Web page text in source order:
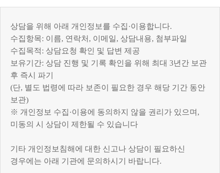
상담을 위해 아래 개인정보를 수집·이용합니다.
수집항목: 이름, 연락처, 이메일, 상담내용, 첨부파일
수집목적: 상담요청 확인 및 답변 제공
보유기간: 상담 진행 및 기록 확인을 위해 최대 3년간 보관
후 즉시 파기
(단, 별도 법령에 따라 보존이 필요한 경우 해당 기간 동안
보관)
※ 개인정보 수집·이용에 동의하지 않을 권리가 있으며,
미동의 시 상담이 제한될 수 있습니다
기타 개인정보침해에 대한 신고나 상담이 필요하신
경우에는 아래 기관에 문의하시기 바랍니다.